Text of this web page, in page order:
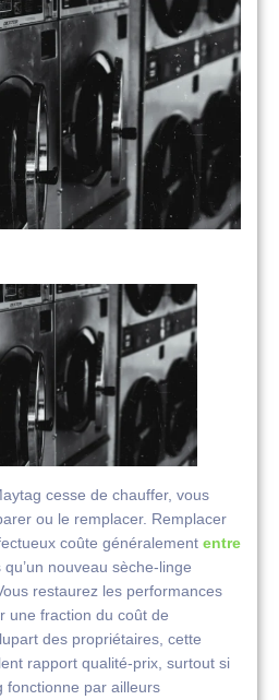
cesse de chauffer, vous
ou le remplacer. Remplacer
coûte généralement entre
qu’un nouveau sèche-linge
restaurez les performances
une fraction du coût de
des propriétaires, cette
rapport qualité-prix, surtout si
fonctionne par ailleurs